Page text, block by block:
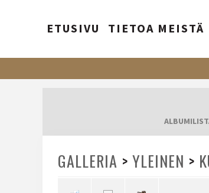
ETUSIVU TIETOA MEISTÄ
GALLERIA > YLEINEN >